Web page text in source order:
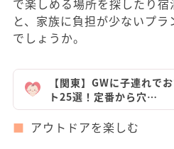
で楽しめる場所を探したり
と、家族に負担が少ないプ
でしょうか。
【関東】GWに子連れで
ト25選！定番から穴…
アウトドアを楽しむ